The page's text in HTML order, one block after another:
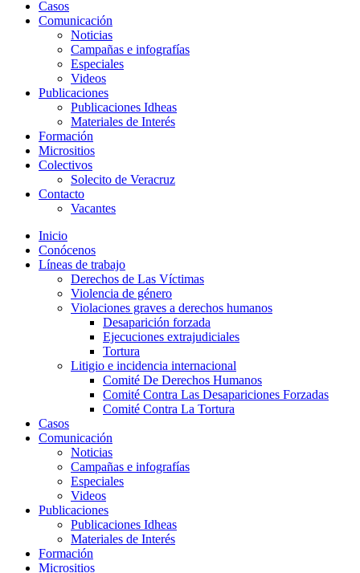
Casos
Comunicación
Noticias
Campañas e infografías
Especiales
Videos
Publicaciones
Publicaciones Idheas
Materiales de Interés
Formación
Micrositios
Colectivos
Solecito de Veracruz
Contacto
Vacantes
Inicio
Conócenos
Líneas de trabajo
Derechos de Las Víctimas
Violencia de género
Violaciones graves a derechos humanos
Desaparición forzada​
Ejecuciones extrajudiciales
Tortura
Litigio e incidencia internacional
Comité De Derechos Humanos​
Comité Contra Las Desapariciones Forzadas
Comité Contra La Tortura​
Casos
Comunicación
Noticias
Campañas e infografías
Especiales
Videos
Publicaciones
Publicaciones Idheas
Materiales de Interés
Formación
Micrositios